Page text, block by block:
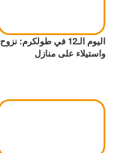
اليوم الـ12 في طولكرم: نزوح
واستيلاء على منازل